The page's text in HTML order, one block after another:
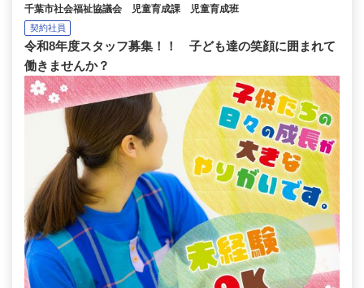
千葉市社会福祉協議会 児童育成課 児童育成班
契約社員
令和8年度スタッフ募集！！ 子ども達の笑顔に囲まれて
働きませんか？